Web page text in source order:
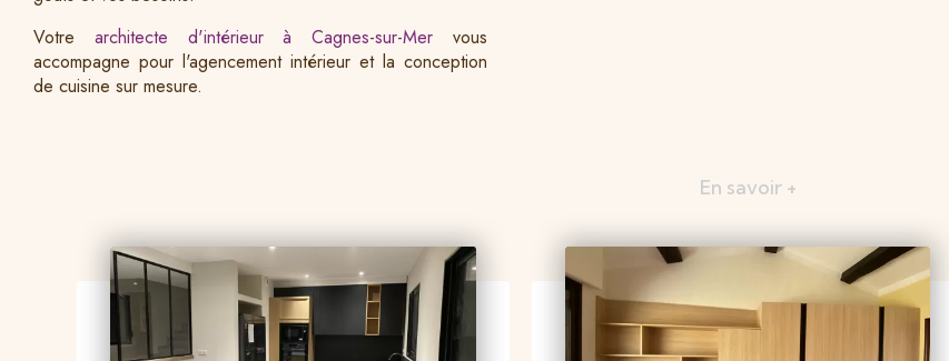
Votre architecte d'intérieur à Cagnes-sur-Mer vous
accompagne pour l'agencement intérieur et la conception
de cuisine sur mesure.
En savoir +